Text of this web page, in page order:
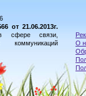
от 21.06.2013г.
сфере связи,
О